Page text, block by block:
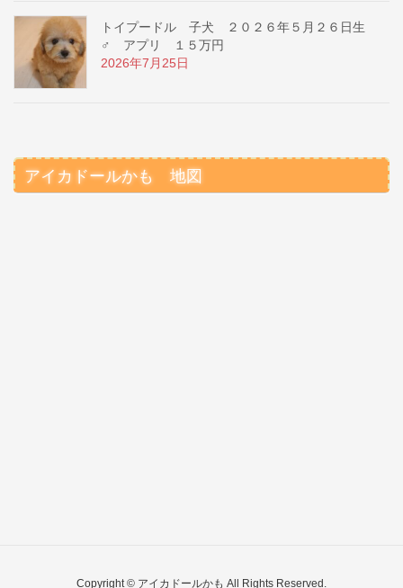
トイプードル 子犬 ２０２６年５月２６日生
♂ アプリ １５万円
2026年7月25日
アイカドールかも 地図
Copyright © アイカドールかも All Rights Reserved.